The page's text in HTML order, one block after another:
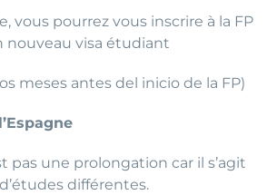
vous pourrez vous inscrire à la FP
nouveau visa étudiant
meses antes del inicio de la FP)
pas une prolongation car il s’agit
d’études différentes.